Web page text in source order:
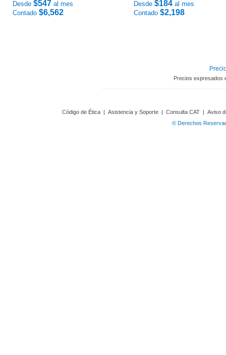
Desde $547 al mes
Contado $6,562
Desde $184 al mes
Contado $2,198
Precios expresados
Código de Ética | Asistencia y Soporte | Consulta CAT | Aviso
© Derechos